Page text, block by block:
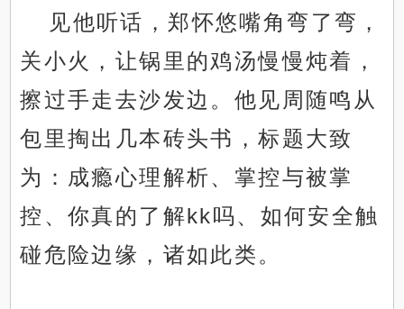
见他听话，郑怀悠嘴角弯了弯，
关小火，让锅里的鸡汤慢慢炖着，
擦过手走去沙发边。他见周随鸣从
包里掏出几本砖头书，标题大致
为：成瘾心理解析、掌控与被掌
控、你真的了解kk吗、如何安全触
碰危险边缘，诸如此类。